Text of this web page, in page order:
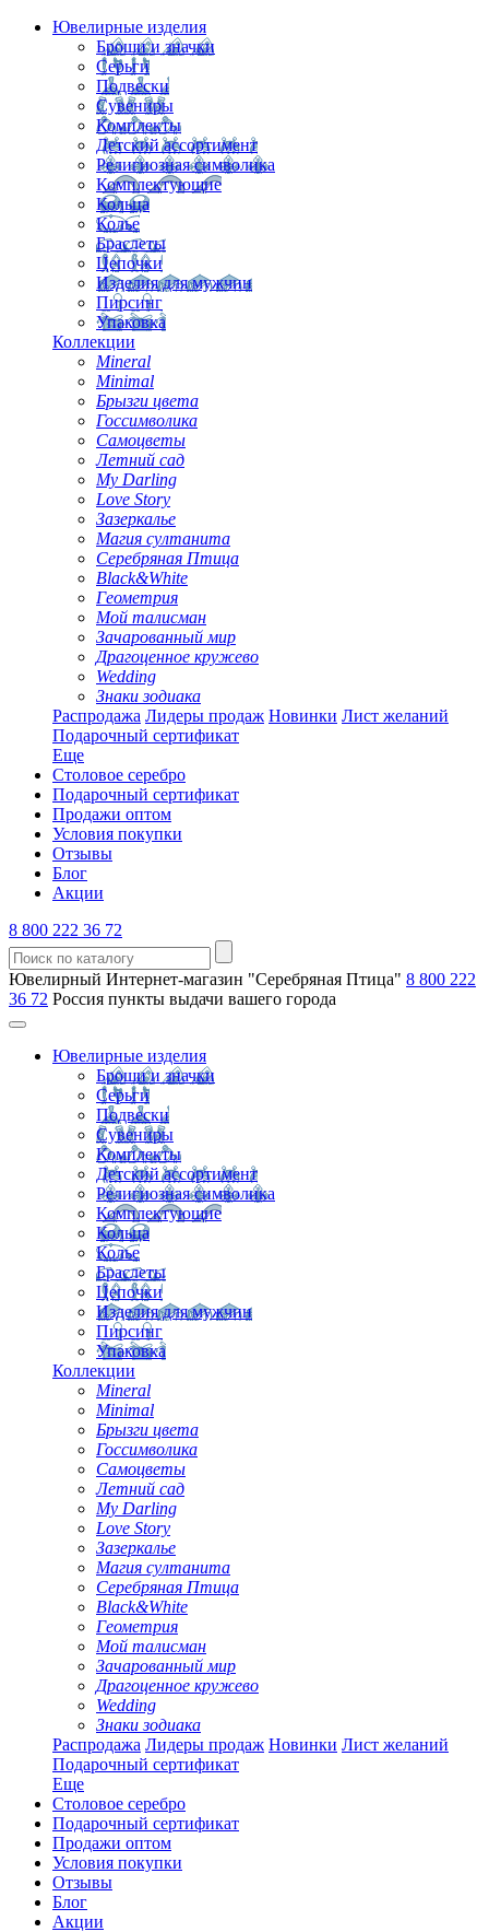
Ювелирные изделия
Броши и значки
Серьги
Подвески
Сувениры
Комплекты
Детский ассортимент
Религиозная символика
Комплектующие
Кольца
Колье
Браслеты
Цепочки
Изделия для мужчин
Пирсинг
Упаковка
Коллекции
Mineral
Minimal
Брызги цвета
Госсимволика
Самоцветы
Летний сад
My Darling
Love Story
Зазеркалье
Магия султанита
Серебряная Птица
Black&White
Геометрия
Мой талисман
Зачарованный мир
Драгоценное кружево
Wedding
Знаки зодиака
Распродажа Лидеры продаж Новинки Лист желаний
Подарочный сертификат
Еще
Столовое серебро
Подарочный сертификат
Продажи оптом
Условия покупки
Отзывы
Блог
Акции
8 800 222 36 72
Ювелирный Интернет-магазин "Серебряная Птица" 8 800 222
36 72 Россия пункты выдачи вашего города
Ювелирные изделия
Броши и значки
Серьги
Подвески
Сувениры
Комплекты
Детский ассортимент
Религиозная символика
Комплектующие
Кольца
Колье
Браслеты
Цепочки
Изделия для мужчин
Пирсинг
Упаковка
Коллекции
Mineral
Minimal
Брызги цвета
Госсимволика
Самоцветы
Летний сад
My Darling
Love Story
Зазеркалье
Магия султанита
Серебряная Птица
Black&White
Геометрия
Мой талисман
Зачарованный мир
Драгоценное кружево
Wedding
Знаки зодиака
Распродажа Лидеры продаж Новинки Лист желаний
Подарочный сертификат
Еще
Столовое серебро
Подарочный сертификат
Продажи оптом
Условия покупки
Отзывы
Блог
Акции